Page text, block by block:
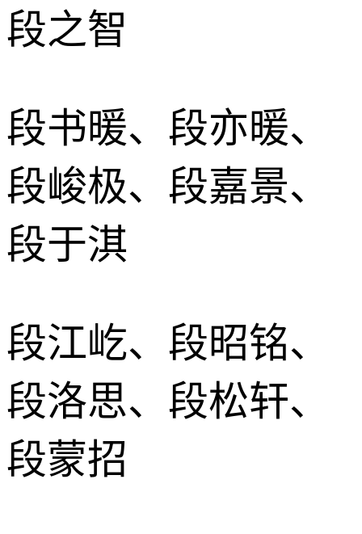
段之智
段书暖、段亦暖、
段峻极、段嘉景、
段于淇
段江屹、段昭铭、
段洛思、段松轩、
段蒙招